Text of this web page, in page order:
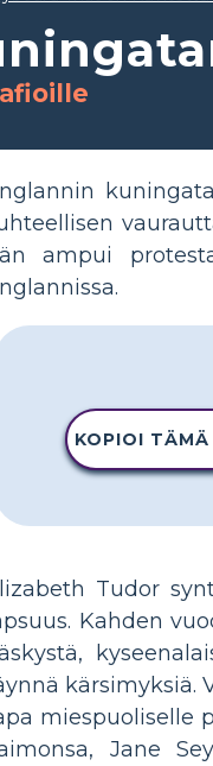
ampui
KOPIOI TÄMÄ
Tudor
Kahden
kärsimyksiä.
miespuoliselle
Jane